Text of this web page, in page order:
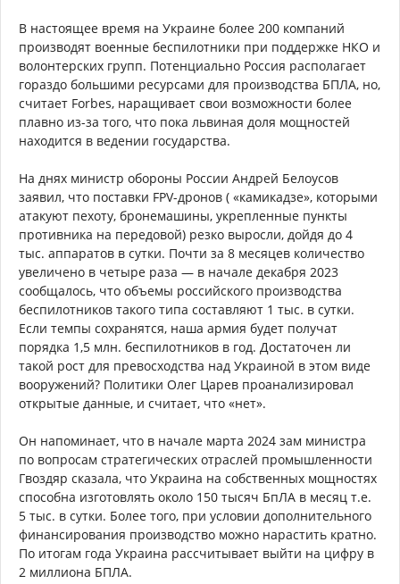
В настоящее время на Украине более 200 компаний
производят военные беспилотники при поддержке НКО и
волонтерских групп. Потенциально Россия располагает
гораздо большими ресурсами для производства БПЛА, но,
считает Forbes, наращивает свои возможности более
плавно из-за того, что пока львиная доля мощностей
находится в ведении государства.
На днях министр обороны России Андрей Белоусов
заявил, что поставки FPV-дронов ( «камикадзе», которыми
атакуют пехоту, бронемашины, укрепленные пункты
противника на передовой) резко выросли, дойдя до 4
тыс. аппаратов в сутки. Почти за 8 месяцев количество
увеличено в четыре раза — в начале декабря 2023
сообщалось, что объемы российского производства
беспилотников такого типа составляют 1 тыс. в сутки.
Если темпы сохранятся, наша армия будет получат
порядка 1,5 млн. беспилотников в год. Достаточен ли
такой рост для превосходства над Украиной в этом виде
вооружений? Политики Олег Царев проанализировал
открытые данные, и считает, что «нет».
Он напоминает, что в начале марта 2024 зам министра
по вопросам стратегических отраслей промышленности
Гвоздяр сказала, что Украина на собственных мощностях
способна изготовлять около 150 тысяч БпЛА в месяц т.е.
5 тыс. в сутки. Более того, при условии дополнительного
финансирования производство можно нарастить кратно.
По итогам года Украина рассчитывает выйти на цифру в
2 миллиона БПЛА.